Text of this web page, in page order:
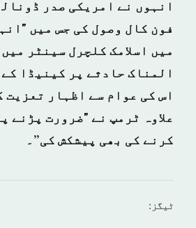
انہوں نے امریکی صدر
فون کال وصول کی جس میں
میں اسلامک کلچرل سینٹر
المناک حادثے پر کینیڈا
اس کی عوام سے اظہار تعزیت
علاوہ ٹرمپ نے "ضرورت پڑنے
کرنے کی بھی پیشکش کی”۔
ٹیگز: